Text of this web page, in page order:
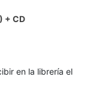
+ CD
en la librería el